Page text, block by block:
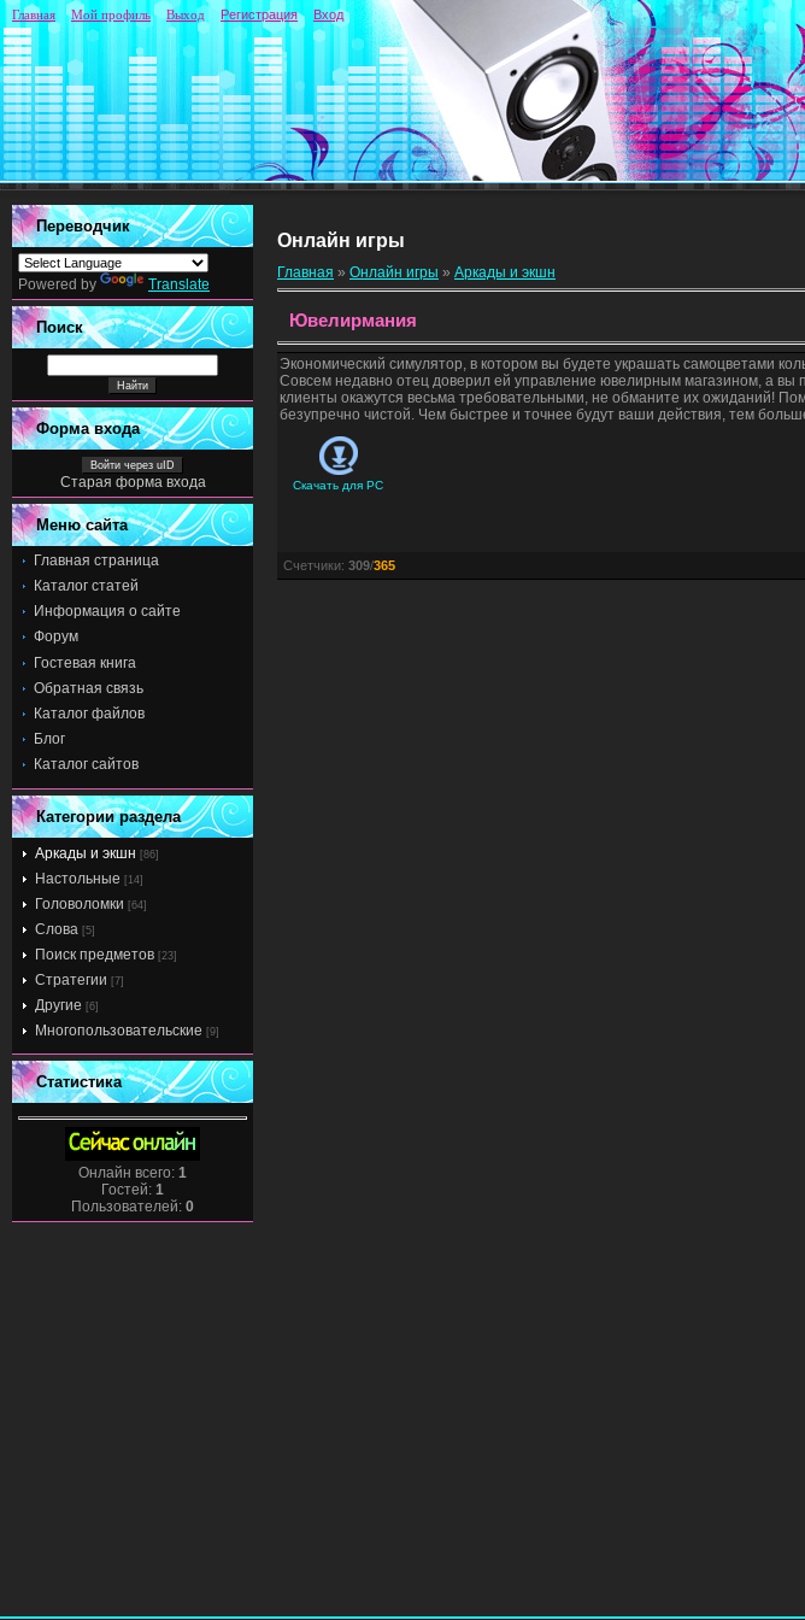
Главная Мой профиль Выход Регистрация Вход
Переводчик
Powered by Translate
Поиск
Форма входа
Войти через uID
Старая форма входа
Меню сайта
Главная страница
Каталог статей
Информация о сайте
Форум
Гостевая книга
Обратная связь
Каталог файлов
Блог
Каталог сайтов
Категории раздела
Аркады и экшн [86]
Настольные [14]
Головоломки [64]
Слова [5]
Поиск предметов [23]
Стратегии [7]
Другие [6]
Многопользовательские [9]
Статистика
Онлайн всего: 1
Гостей: 1
Пользователей: 0
Онлайн игры
Главная » Онлайн игры » Аркады и экшн
Ювелирмания
Экономический симулятор, в котором вы будете украшать самоцветами
Совсем недавно отец доверил ей управление ювелирным магазином, а
клиенты окажутся весьма требовательными, не обманите их ожиданий!
безупречно чистой. Чем быстрее и точнее будут ваши действия, тем
Скачать для PC
Счетчики: 309/365